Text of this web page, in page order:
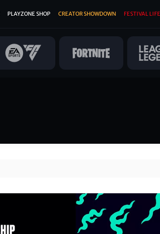
PLAYZONE SHOP CREATOR SHOWDOWN FESTIVAL